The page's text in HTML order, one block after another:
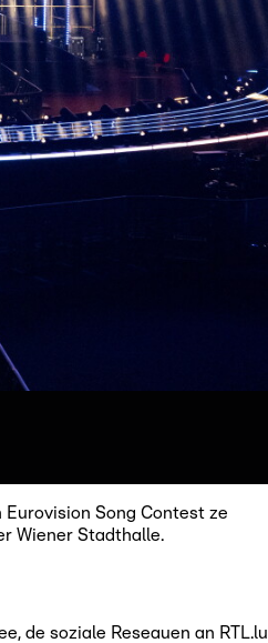
Song Contest ze
Wiener Stadthalle.
de soziale Reseauen an RTL.lu